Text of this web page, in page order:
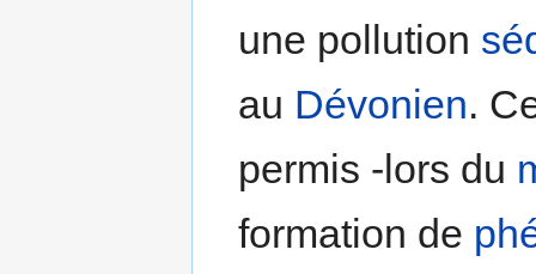
une pollution
au Dévonien.
permis -lors du
formation de